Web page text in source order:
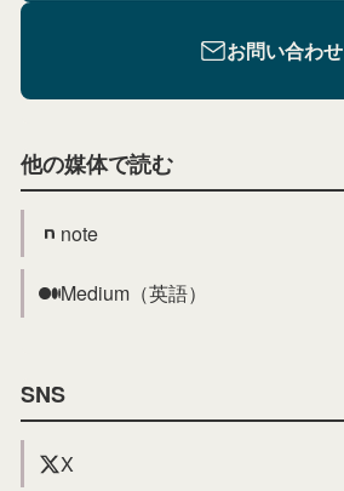
お問い合わせ
他の媒体で読む
note
Medium（英語）
SNS
X